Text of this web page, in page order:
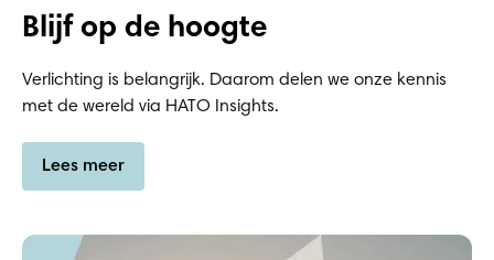
Blijf op de hoogte
Verlichting is belangrijk. Daarom delen we onze kennis
met de wereld via HATO Insights.
Lees meer